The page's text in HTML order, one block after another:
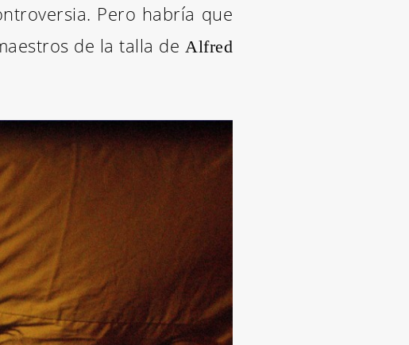
Pero habría que
de la talla de Alfred